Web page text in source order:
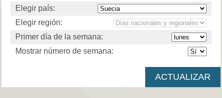
Elegir país:
Elegir región:
Primer día de la semana:
Mostrar número de semana: